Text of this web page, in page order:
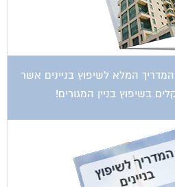
המלא לשיפוץ בניינים אשר
בשיפוץ בניין המגורים!